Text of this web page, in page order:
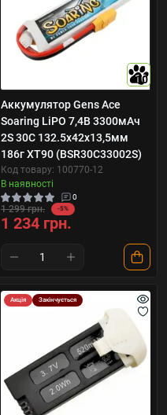
10
Аккумулятор Gens Ace
Soaring LiPO 7,4В 3300мАч
2S 30C 132.5х42х13,5мм
186г XT90 (BSR30C33002S)
Код товару: 100770-12
В наявності
0
1 299 грн. -5%
1 234 грн.
Акція Закінчується